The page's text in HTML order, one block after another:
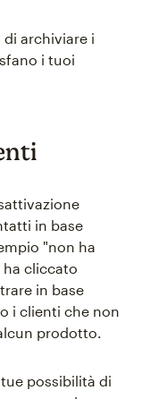
archiviare i
i tuoi
in base
"non ha
cliccato
in base
i clienti che non
prodotto.
possibilità di